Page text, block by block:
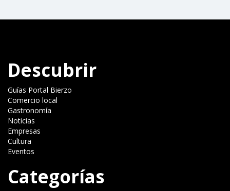
Descubrir
Guías Portal Bierzo
Comercio local
Gastronomía
Noticias
Empresas
Cultura
Eventos
Categorías